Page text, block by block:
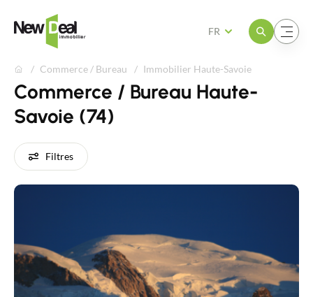
Ouvrir le menuOuvrir le menu
FR
Commerce / Bureau Immobilier Haute-Savoie
Commerce / Bureau Haute-
Savoie (74)
Filtres